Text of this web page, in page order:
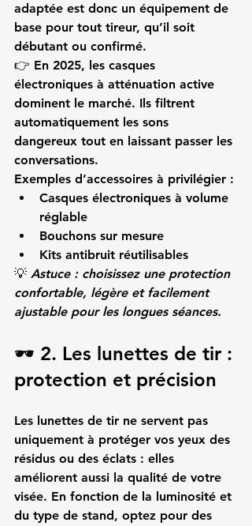
adaptée est donc un équipement de
base pour tout tireur, qu’il soit
débutant ou confirmé.
👉 En 2025, les casques
électroniques à atténuation active
dominent le marché. Ils filtrent
automatiquement les sons
dangereux tout en laissant passer les
conversations.
Exemples d’accessoires à privilégier :
Casques électroniques à volume
réglable
Bouchons sur mesure
Kits antibruit réutilisables
💡 Astuce : choisissez une protection
confortable, légère et facilement
ajustable pour les longues séances.
🕶️ 2. Les lunettes de tir :
protection et précision
Les lunettes de tir ne servent pas
uniquement à protéger vos yeux des
résidus ou des éclats : elles
améliorent aussi la qualité de votre
visée. En fonction de la luminosité et
du type de stand, optez pour des